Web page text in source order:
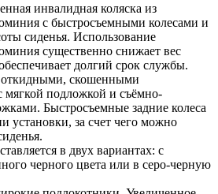
инвалидная коляска из
с быстросъемными колесами и
сиденья. Использование
существенно снижает вес
долгий срок службы.
скошенными
мягкой подложкой и съёмно-
Быстросъемные задние колеса
установки, за счет чего можно
в двух вариантах: с
черного цвета или в серо-черную